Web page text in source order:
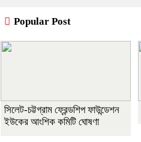
Popular Post
সিলেট-চট্টগ্রাম ফ্রেন্ডশিপ ফাউন্ডেশন
ইউকের আংশিক কমিটি ঘোষণা